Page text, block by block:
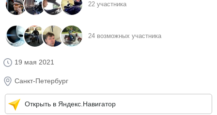
22 участника
24 возможных участника
19 мая 2021
Санкт-Петербург
Открыть в Яндекс.Навигатор